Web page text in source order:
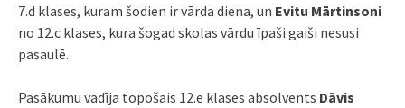
7.d klases, kuram šodien ir vārda diena, un Evitu Mārtinsoni
no 12.c klases, kura šogad skolas vārdu īpaši gaiši nesusi
pasaulē.
Pasākumu vadīja topošais 12.e klases absolvents Dāvis